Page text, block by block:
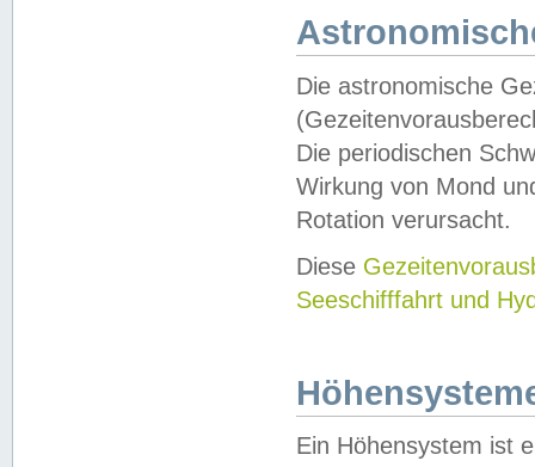
Die astronomische
Die periodischen
Wirkung von Mond
Rotation verursacht.
Diese
Seeschifffahrt und
Ein Höhensystem ist